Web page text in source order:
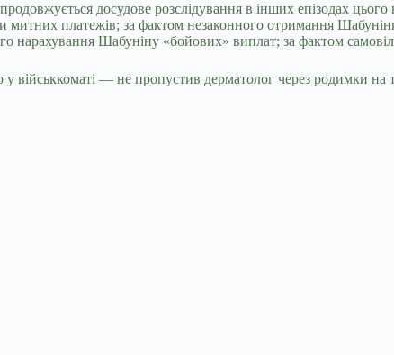
досудове розслідування в інших епізодах
митних платежів; за фактом незаконного отримання
нарахування Шабуніну «бойових» виплат; за фактом
військкоматі — не пропустив дерматолог через родимки на